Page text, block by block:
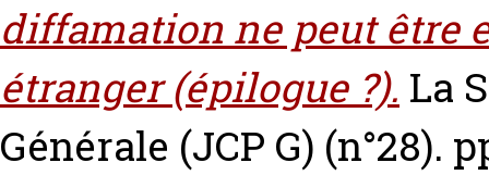
diffamation ne peut être
étranger (épilogue ?). La
Générale (JCP G) (n°28).